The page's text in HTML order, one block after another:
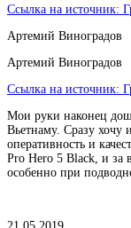
Ссылка на источник:
Артемий Виноградов
Артемий Виноградов
Ссылка на источник:
Мои руки наконец
Вьетнаму. Сразу хочу
оперативность и
Pro Hero 5 Black, и за
особенно при